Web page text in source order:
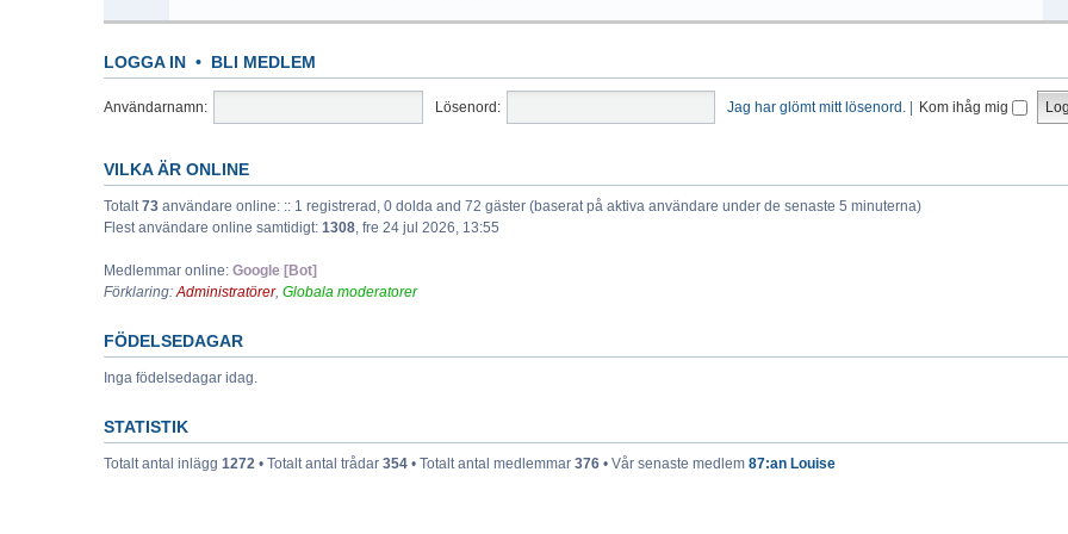
LOGGA IN • BLI MEDLEM
Användarnamn: Lösenord: Jag har glömt mitt lösenord. Kom ihåg mig
VILKA ÄR ONLINE
Totalt73 användare online: :: 1 registrerad, 0 dolda and 72 gäster (baserat på aktiva användare under de senaste 5 minuterna)
Flest användare online samtidigt: 1308, fre 24 jul 2026, 13:55
Medlemmar online: Google [Bot]
Förklaring:Administratörer, Globala moderatorer
FÖDELSEDAGAR
Inga födelsedagar idag.
STATISTIK
Totalt antal inlägg 1272 • Totalt antal trådar 354 • Totalt antal medlemmar 376 • Vår senaste medlem 87:an Louise